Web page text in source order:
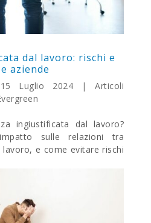
dal lavoro: rischi e
aziende
15 Luglio 2024 |Articoli
ingiustificata dal lavoro?
sulle relazioni tra
e come evitare rischi